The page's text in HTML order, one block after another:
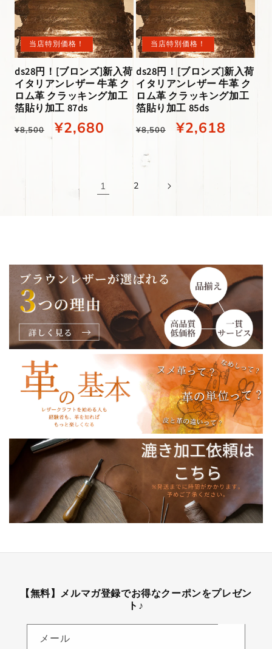
格
別
価
格
格
別
価
格
当店特別価格！
ds28円！[ブロンズ]新入荷
イタリアンレザー 牛革 ク
ロム革 クラッキング加工
箔貼り加工 87ds
通
¥8,500
当
¥2,680
当店特別価格！
ds28円！[ブロンズ]新入荷
イタリアンレザー 牛革 ク
ロム革 クラッキング加工
箔貼り加工 85ds
通
価
格
¥8,500
当
¥2,618
1 2
【無料】メルマガ登録でお得なクーポンをプレゼン
ト♪
メール